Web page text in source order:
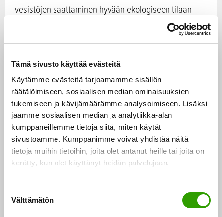
Tämä sivusto käyttää evästeitä
Käytämme evästeitä tarjoamamme sisällön
räätälöimiseen, sosiaalisen median ominaisuuksien
tukemiseen ja kävijämäärämme analysoimiseen. Lisäksi
jaamme sosiaalisen median ja analytiikka-alan
kumppaneillemme tietoja siitä, miten käytät
sivustoamme. Kumppanimme voivat yhdistää näitä
tietoja muihin tietoihin, joita olet antanut heille tai joita on
kerätty, kun olet käyttänyt heidän palvelujaan.
Välttämätön
vesistöjen saattaminen hyvään ekologiseen tilaan
virtavesikunnostuksella ja hulevesien hallinnan
Suomen ympäristökeskuksen vetämässä KURVI –
hankkeessa perehdytään maatalouden
kuivatustoiminnassa muuttuneiden virtavesien
kunnostukseen ja hoitoon. Maatalouden
vesiensuojelua edistetään myös MTK:n LOHKO –
hankkeessa, jossa kehitetään nykyistä tarkempaa
mallia erityyppisten peltojen ja eri viljelyvaihtoehtojen
kuormituksen arviointiin, jotta toimenpiteiden
voitaisiin arvioida nykyistä paremmin tilatasolla.